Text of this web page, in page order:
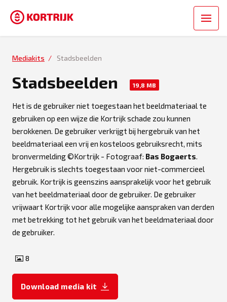
Mediakits Stadsbeelden
Stadsbeelden 19,8 MB
Het is de gebruiker niet toegestaan het beeldmateriaal te
gebruiken op een wijze die Kortrijk schade zou kunnen
berokkenen. De gebruiker verkrijgt bij hergebruik van het
beeldmateriaal een vrij en kosteloos gebruiksrecht, mits
bronvermelding ©Kortrijk - Fotograaf: Bas Bogaerts.
Hergebruik is slechts toegestaan voor niet-commercieel
gebruik. Kortrijk is geenszins aansprakelijk voor het gebruik
van het beeldmateriaal door de gebruiker. De gebruiker
vrijwaart Kortrijk voor alle mogelijke aanspraken van derden
met betrekking tot het gebruik van het beeldmateriaal door
de gebruiker.
8
Download media kit